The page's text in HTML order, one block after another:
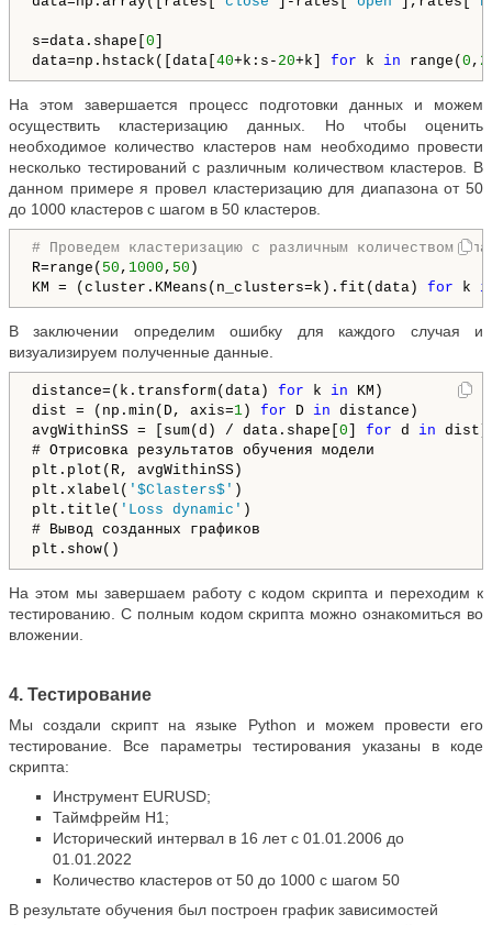
s=data.shape[ 0
data=np.hstack([data[ 40+k:s- 20+k] for k in range( 0 ,
На этом завершается процесс подготовки данных и можем
осуществить кластеризацию данных. Но чтобы оценить
необходимое количество кластеров нам необходимо провести
несколько тестирований с различным количеством кластеров. В
данном примере я провел кластеризацию для диапазона от 50
до 1000 кластеров с шагом в 50 кластеров.
# Проведем кластеризацию с различным количеством
R=range( 50 , 1000 , 50 )
KM = (cluster.KMeans(n_clusters=k).fit(data) for k
В заключении определим ошибку для каждого случая и
визуализируем полученные данные.
distance=(k.transform(data) for k in
dist = (np.min(D, axis=1 ) for D in distance)
avgWithinSS = [sum(d) / data.shape[ 0 for d in dist]
# Отрисовка результатов обучения модели
plt.plot(R, avgWithinSS)
plt.xlabel( '$Clasters$' )
plt.title( 'Loss dynamic' )
# Вывод созданных графиков
На этом мы завершаем работу с кодом скрипта и переходим к
тестированию. С полным кодом скрипта можно ознакомиться во
вложении.
4. Тестирование
Мы создали скрипт на языке Python и можем провести его
тестирование. Все параметры тестирования указаны в коде
скрипта:
Инструмент EURUSD;
Таймфрейм H1;
Исторический интервал в 16 лет с 01.01.2006 до
01.01.2022
Количество кластеров от 50 до 1000 с шагом 50
В результате обучения был построен график зависимостей